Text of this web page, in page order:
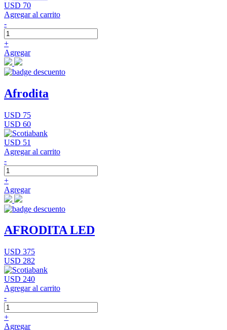
USD 70
Agregar al carrito
-
+
Agregar
Afrodita
USD 75
USD 60
USD 51
Agregar al carrito
-
+
Agregar
AFRODITA LED
USD 375
USD 282
USD 240
Agregar al carrito
-
+
Agregar